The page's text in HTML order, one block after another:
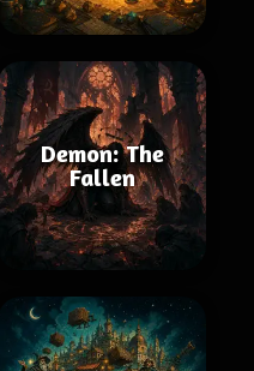
Demon: The
Fallen